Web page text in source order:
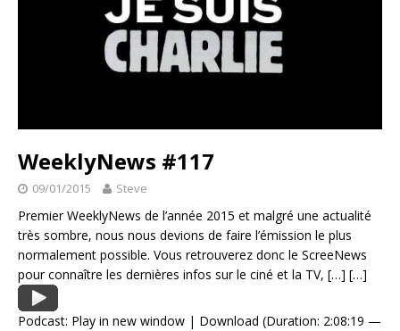
WeeklyNews #117
09/01/2015 Steve
Premier WeeklyNews de l’année 2015 et malgré une actualité
très sombre, nous nous devions de faire l’émission le plus
normalement possible. Vous retrouverez donc le ScreeNews
pour connaître les dernières infos sur le ciné et la TV, […] […]
Podcast: Play in new window | Download (Duration: 2:08:19 —